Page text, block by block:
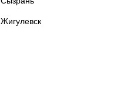
978-5-392-42898-4
Жигулевск